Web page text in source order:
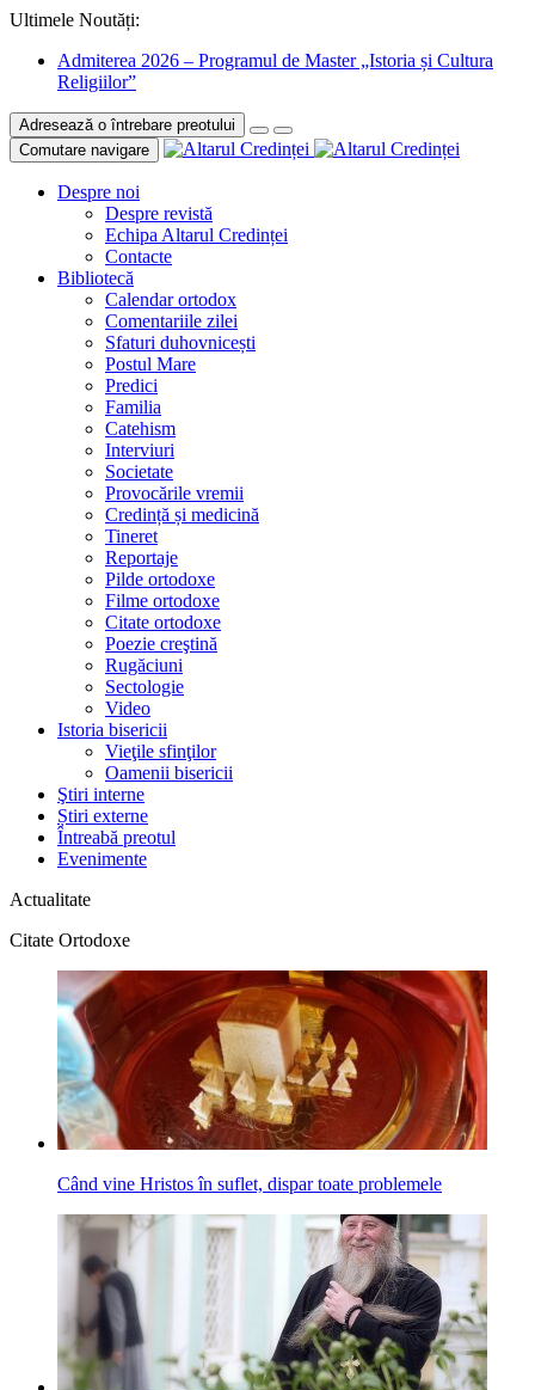
Ultimele Noutăți:
Admiterea 2026 – Programul de Master „Istoria și Cultura
Religiilor”
Adresează o întrebare preotului
Comutare navigare
Despre noi
Despre revistă
Echipa Altarul Credinței
Contacte
Bibliotecă
Calendar ortodox
Comentariile zilei
Sfaturi duhovnicești
Postul Mare
Predici
Familia
Catehism
Interviuri
Societate
Provocările vremii
Credință și medicină
Tineret
Reportaje
Pilde ortodoxe
Filme ortodoxe
Citate ortodoxe
Poezie creştină
Rugăciuni
Sectologie
Video
Istoria bisericii
Vieţile sfinţilor
Oamenii bisericii
Ştiri interne
Știri externe
Întreabă preotul
Evenimente
Actualitate
Citate Ortodoxe
Când vine Hristos în suflet, dispar toate problemele